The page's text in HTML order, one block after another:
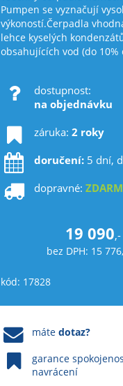
Pumpen se vyznačují
výkoností.Čerpadla
lehce kyselých
obsahujících vod (do 10%
dostupnost:
na objednávku
záruka: 2 roky
doručení: 5 dní,
dopravné:
19 090
bez DPH: 15
kód: 17828
mátedotaz?
garance
navrácení